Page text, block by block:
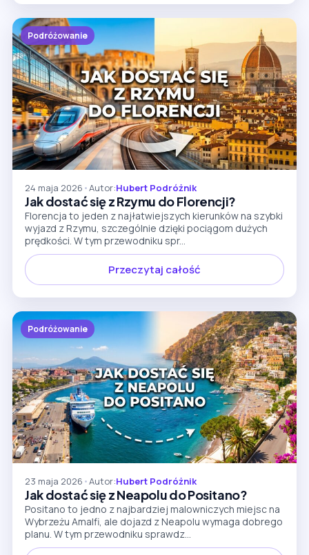
Podróżowanie
24 maja 2026 •Autor:Hubert Podróżnik
Jak dostać się z Rzymu do Florencji?
Florencja to jeden z najłatwiejszych kierunków na szybki
wyjazd z Rzymu, szczególnie dzięki pociągom dużych
prędkości. W tym przewodniku spr...
Przeczytaj całość
Podróżowanie
23 maja 2026 •Autor:Hubert Podróżnik
Jak dostać się z Neapolu do Positano?
Positano to jedno z najbardziej malowniczych miejsc na
Wybrzeżu Amalfi, ale dojazd z Neapolu wymaga dobrego
planu. W tym przewodniku sprawdz...